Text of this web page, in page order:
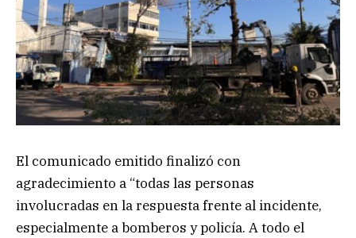
El comunicado emitido finalizó con
agradecimiento a “todas las personas
involucradas en la respuesta frente al incidente,
especialmente a bomberos y policía. A todo el